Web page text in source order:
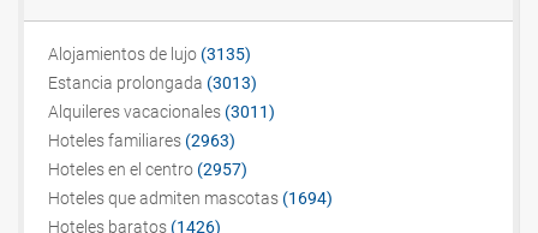
Alojamientos de lujo (3135)
Estancia prolongada (3013)
Alquileres vacacionales (3011)
Hoteles familiares (2963)
Hoteles en el centro (2957)
Hoteles que admiten mascotas (1694)
Hoteles baratos (1426)